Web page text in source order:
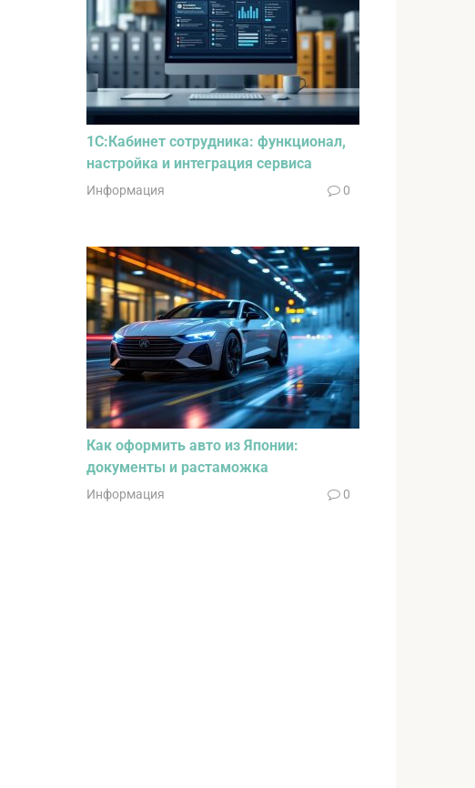
1С:Кабинет сотрудника: функционал,
настройка и интеграция сервиса
Информация 0
Как оформить авто из Японии:
документы и растаможка
Информация 0